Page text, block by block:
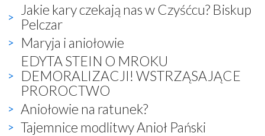
Jakie kary czekają nas w Czyśćcu? Biskup
Pelczar
Maryja i aniołowie
EDYTA STEIN O MROKU
DEMORALIZACJI! WSTRZĄSAJĄCE
PROROCTWO
Aniołowie na ratunek?
Tajemnice modlitwy Anioł Pański